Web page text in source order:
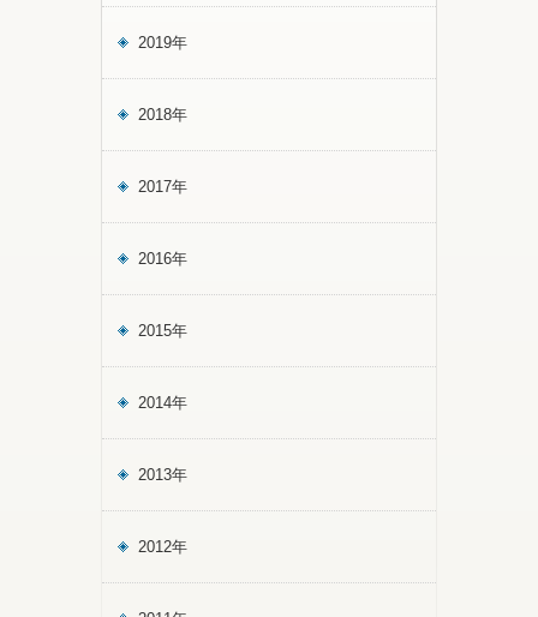
2019年
2018年
2017年
2016年
2015年
2014年
2013年
2012年